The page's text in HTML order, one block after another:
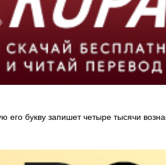
букву запишет четыре тысячи